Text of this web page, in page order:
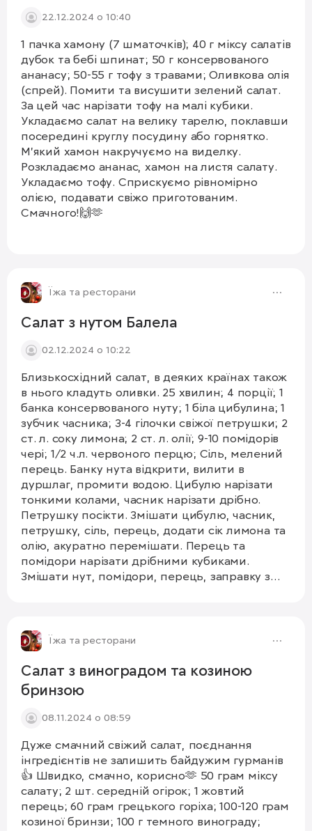
22.12.2024 о 10:40
1 пачка хамону (7 шматочків); 40 г міксу салатів
дубок та бебі шпинат; 50 г консервованого
ананасу; 50-55 г тофу з травами; Оливкова олія
(спрей). Помити та висушити зелений салат.
За цей час нарізати тофу на малі кубики.
Укладаємо салат на велику тарелю, поклавши
посередині круглу посудину або горнятко.
М'який хамон накручуємо на виделку.
Розкладаємо ананас, хамон на листя салату.
Укладаємо тофу. Сприскуємо рівномірно
олією, подавати свіжо приготованим.
Смачного!🙌🫶
Їжа та ресторани
Салат з нутом Балела
02.12.2024 о 10:22
Близькосхідний салат, в деяких країнах також
в нього кладуть оливки. 25 хвилин; 4 порції; 1
банка консервованого нуту; 1 біла цибулина; 1
зубчик часника; 3-4 гілочки свіжої петрушки; 2
ст. л. соку лимона; 2 ст. л. олії; 9-10 помідорів
чері; 1/2 ч.л. червоного перцю; Сіль, мелений
перець. Банку нута відкрити, вилити в
дуршлаг, промити водою. Цибулю нарізати
тонкими колами, часник нарізати дрібно.
Петрушку посікти. Змішати цибулю, часник,
петрушку, сіль, перець, додати сік лимона та
олію, акуратно перемішати. Перець та
помідори нарізати дрібними кубиками.
Змішати нут, помідори, перець, заправку з
Їжа та ресторани
Салат з виноградом та козиною
бринзою
08.11.2024 о 08:59
Дуже смачний свіжий салат, поєднання
інгредієнтів не залишить байдужим гурманів
👍 Швидко, смачно, корисно🫶 50 грам міксу
салату; 2 шт. середній огірок; 1 жовтий
перець; 60 грам грецького горіха; 100-120 грам
козиної бринзи; 100 г темного винограду;